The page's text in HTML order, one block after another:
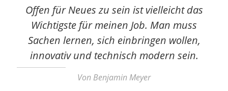
Offen für Neues zu sein ist vielleicht das
Wichtigste für meinen Job. Man muss
Sachen lernen, sich einbringen wollen,
innovativ und technisch modern sein.
Von Benjamin Meyer